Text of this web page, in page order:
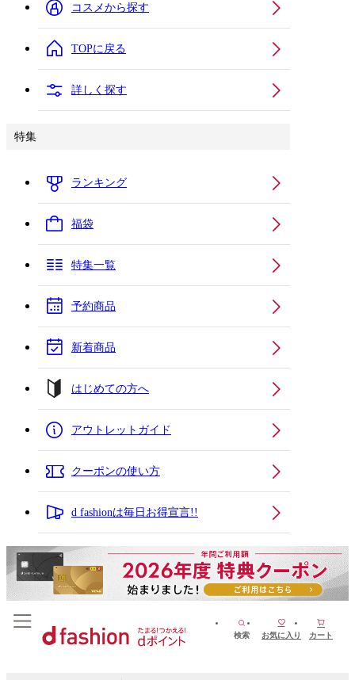
コスメから探す
TOPに戻る
詳しく探す
特集
ランキング
福袋
特集一覧
予約商品
新着商品
はじめての方へ
アウトレットガイド
クーポンの使い方
d fashionは毎日お得宣言!!
検索 お気に入り カート